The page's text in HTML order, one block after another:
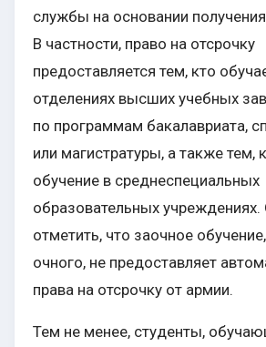
службы на основании
В частности, право на отсрочку
предоставляется тем, кто
отделениях высших учебных
по программам бакалавриата,
или магистратуры, а также тем,
обучение в среднеспециальных
образовательных
отметить, что заочное
очного, не предоставляет
права на отсрочку от армии.
Тем не менее, студенты,